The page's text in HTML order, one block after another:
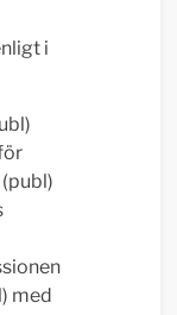
i
med